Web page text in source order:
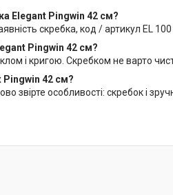
Elegant Pingwin 42 см?
скребка, код / артикул EL
Pingwin 42 см?
і кригою. Скребком не варто
Pingwin 42 см?
звірте особливості: скребок і